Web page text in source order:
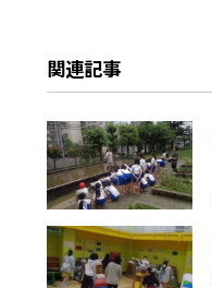
関連記事